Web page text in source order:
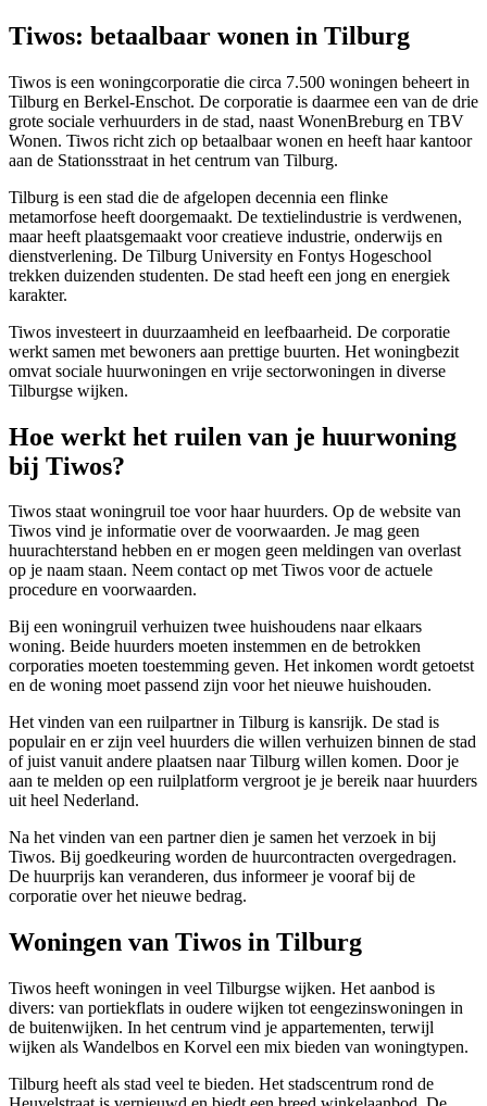
Tiwos: betaalbaar wonen in Tilburg
Tiwos is een woningcorporatie die circa 7.500 woningen beheert in
Tilburg en Berkel-Enschot. De corporatie is daarmee een van de drie
grote sociale verhuurders in de stad, naast WonenBreburg en TBV
Wonen. Tiwos richt zich op betaalbaar wonen en heeft haar kantoor
aan de Stationsstraat in het centrum van Tilburg.
Tilburg is een stad die de afgelopen decennia een flinke
metamorfose heeft doorgemaakt. De textielindustrie is verdwenen,
maar heeft plaatsgemaakt voor creatieve industrie, onderwijs en
dienstverlening. De Tilburg University en Fontys Hogeschool
trekken duizenden studenten. De stad heeft een jong en energiek
karakter.
Tiwos investeert in duurzaamheid en leefbaarheid. De corporatie
werkt samen met bewoners aan prettige buurten. Het woningbezit
omvat sociale huurwoningen en vrije sectorwoningen in diverse
Tilburgse wijken.
Hoe werkt het ruilen van je huurwoning
bij Tiwos?
Tiwos staat woningruil toe voor haar huurders. Op de website van
Tiwos vind je informatie over de voorwaarden. Je mag geen
huurachterstand hebben en er mogen geen meldingen van overlast
op je naam staan. Neem contact op met Tiwos voor de actuele
procedure en voorwaarden.
Bij een woningruil verhuizen twee huishoudens naar elkaars
woning. Beide huurders moeten instemmen en de betrokken
corporaties moeten toestemming geven. Het inkomen wordt getoetst
en de woning moet passend zijn voor het nieuwe huishouden.
Het vinden van een ruilpartner in Tilburg is kansrijk. De stad is
populair en er zijn veel huurders die willen verhuizen binnen de stad
of juist vanuit andere plaatsen naar Tilburg willen komen. Door je
aan te melden op een ruilplatform vergroot je je bereik naar huurders
uit heel Nederland.
Na het vinden van een partner dien je samen het verzoek in bij
Tiwos. Bij goedkeuring worden de huurcontracten overgedragen.
De huurprijs kan veranderen, dus informeer je vooraf bij de
corporatie over het nieuwe bedrag.
Woningen van Tiwos in Tilburg
Tiwos heeft woningen in veel Tilburgse wijken. Het aanbod is
divers: van portiekflats in oudere wijken tot eengezinswoningen in
de buitenwijken. In het centrum vind je appartementen, terwijl
wijken als Wandelbos en Korvel een mix bieden van woningtypen.
Tilburg heeft als stad veel te bieden. Het stadscentrum rond de